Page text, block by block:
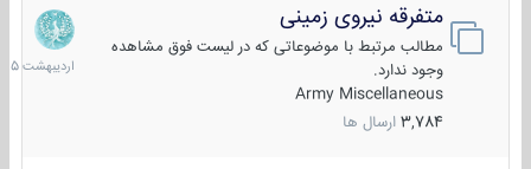
متفرقه نیروی زمینی
مطالب مرتبط با موضوعاتی که در لیست فوق مشاهده
وجود ندارد.
Army Miscellaneous
3,784 ارسال ها
27
1405